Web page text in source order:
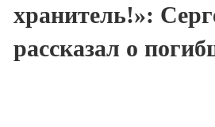
хранитель!»:
рассказал о